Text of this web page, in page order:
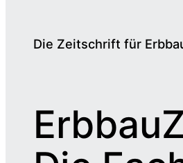
Die Zeitschrift für